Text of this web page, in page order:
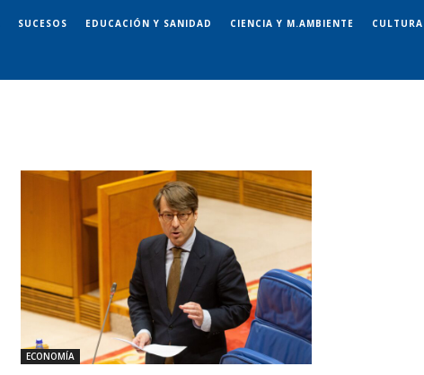
SUCESOS EDUCACIÓN Y SANIDAD CIENCIA Y M.AMBIENTE CULTURA
ECONOMÍA